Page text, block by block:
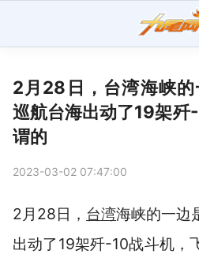
2月28日，台湾海峡
巡航台海出动了19架歼
谓的
2023-03-02 07:47:00
2月28日， 台湾海峡的一边
出动了19架歼-10战斗机，